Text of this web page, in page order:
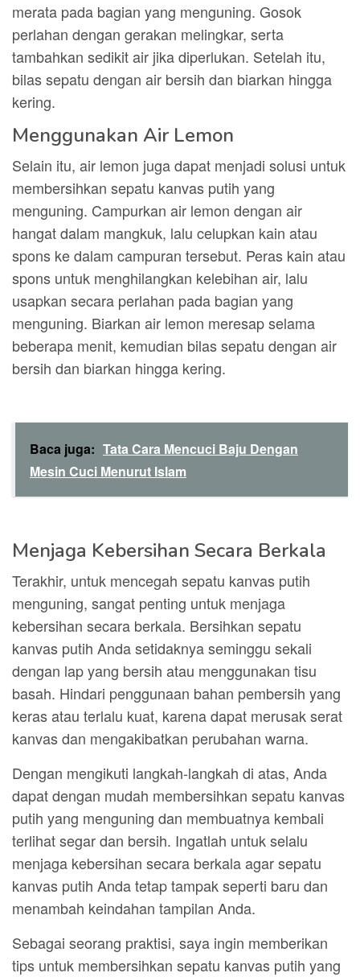
merata pada bagian yang menguning. Gosok
perlahan dengan gerakan melingkar, serta
tambahkan sedikit air jika diperlukan. Setelah itu,
bilas sepatu dengan air bersih dan biarkan hingga
kering.
Menggunakan Air Lemon
Selain itu, air lemon juga dapat menjadi solusi untuk
membersihkan sepatu kanvas putih yang
menguning. Campurkan air lemon dengan air
hangat dalam mangkuk, lalu celupkan kain atau
spons ke dalam campuran tersebut. Peras kain atau
spons untuk menghilangkan kelebihan air, lalu
usapkan secara perlahan pada bagian yang
menguning. Biarkan air lemon meresap selama
beberapa menit, kemudian bilas sepatu dengan air
bersih dan biarkan hingga kering.
Baca juga: Tata Cara Mencuci Baju Dengan
Mesin Cuci Menurut Islam
Menjaga Kebersihan Secara Berkala
Terakhir, untuk mencegah sepatu kanvas putih
menguning, sangat penting untuk menjaga
kebersihan secara berkala. Bersihkan sepatu
kanvas putih Anda setidaknya seminggu sekali
dengan lap yang bersih atau menggunakan tisu
basah. Hindari penggunaan bahan pembersih yang
keras atau terlalu kuat, karena dapat merusak serat
kanvas dan mengakibatkan perubahan warna.
Dengan mengikuti langkah-langkah di atas, Anda
dapat dengan mudah membersihkan sepatu kanvas
putih yang menguning dan membuatnya kembali
terlihat segar dan bersih. Ingatlah untuk selalu
menjaga kebersihan secara berkala agar sepatu
kanvas putih Anda tetap tampak seperti baru dan
menambah keindahan tampilan Anda.
Sebagai seorang praktisi, saya ingin memberikan
tips untuk membersihkan sepatu kanvas putih yang